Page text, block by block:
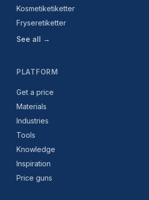
Kosmetiketiketter
Fryseretiketter
See all →
PLATFORM
Get a price
Materials
Industries
Tools
Knowledge
Inspiration
Price guns